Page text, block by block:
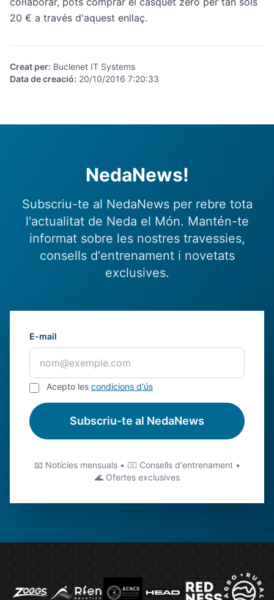
20 € a través d'aquest enllaç.
Creat per: Buclenet IT Systems
Data de creació: 20/10/2016 7:20:33
NedaNews!
Subscriu-te al NedaNews per rebre tota
l'actualitat de Neda el Món. Mantén-te
informat sobre les nostres travessies,
consells d'entrenament i novetats
exclusives.
E-mail
Acepto les condicions d'ús
Subscriu-te al NedaNews
📧 Notícies mensuals • 🏊‍♂️ Consells d'entrenament •
🌊 Ofertes exclusives